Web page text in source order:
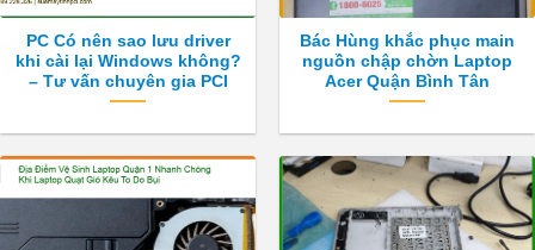
PC Có nên sao lưu driver
khi cài lại Windows không?
– Tư vấn chuyên gia PCI
Bác Hùng khắc phục main
nguồn chập chờn Laptop
Acer Quận Bình Tân